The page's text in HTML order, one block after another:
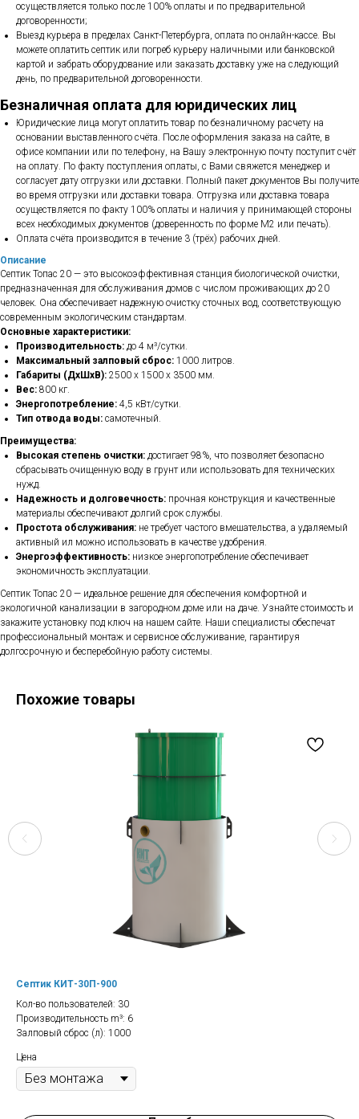
осуществляется только после 100% оплаты и по предварительной
договоренности;
Выезд курьера в пределах Санкт-Петербурга, оплата по онлайн-кассе. Вы
можете оплатить септик или погреб курьеру наличными или банковской
картой и забрать оборудование или заказать доставку уже на следующий
день, по предварительной договоренности.
Безналичная оплата для юридических лиц
Юридические лица могут оплатить товар по безналичному расчету на
основании выставленного счёта. После оформления заказа на сайте, в
офисе компании или по телефону, на Вашу электронную почту поступит счёт
на оплату. По факту поступления оплаты, с Вами свяжется менеджер и
согласует дату отгрузки или доставки. Полный пакет документов Вы получите
во время отгрузки или доставки товара. Отгрузка или доставка товара
осуществляется по факту 100% оплаты и наличия у принимающей стороны
всех необходимых документов (доверенность по форме М2 или печать).
Оплата счёта производится в течение 3 (трёх) рабочих дней.
Описание
Септик Топас 20 — это высокоэффективная станция биологической очистки,
предназначенная для обслуживания домов с числом проживающих до 20
человек. Она обеспечивает надежную очистку сточных вод, соответствующую
современным экологическим стандартам.
Основные характеристики:
Производительность: до 4 м³/сутки.
Максимальный залповый сброс: 1000 литров.
Габариты (ДхШхВ): 2500 x 1500 x 3500 мм.
Вес: 800 кг.
Энергопотребление: 4,5 кВт/сутки.
Тип отвода воды: самотечный.
Преимущества:
Высокая степень очистки: достигает 98%, что позволяет безопасно
сбрасывать очищенную воду в грунт или использовать для технических
нужд.
Надежность и долговечность: прочная конструкция и качественные
материалы обеспечивают долгий срок службы.
Простота обслуживания: не требует частого вмешательства, а удаляемый
активный ил можно использовать в качестве удобрения.
Энергоэффективность: низкое энергопотребление обеспечивает
экономичность эксплуатации.
Септик Топас 20 — идеальное решение для обеспечения комфортной и
экологичной канализации в загородном доме или на даче. Узнайте стоимость и
закажите установку под ключ на нашем сайте. Наши специалисты обеспечат
профессиональный монтаж и сервисное обслуживание, гарантируя
долгосрочную и бесперебойную работу системы.
Похожие товары
Септик КИТ-30П-900
Кол-во пользователей: 30
Производительность m³: 6
Залповый сброс (л): 1000
Цена